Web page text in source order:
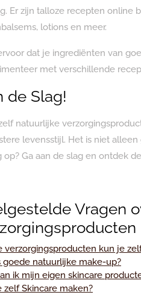
Er zijn talloze recepten online
lotions en meer.
dat je ingrediënten van
met verschillende
de Slag!
natuurlijke
levensstijl. Het is niet
op? Ga aan de slag en ontdek
Vragen
verzorgingsproducten kun je
goede natuurlijke make-up?
ik mijn eigen skincare
zelf Skincare maken?